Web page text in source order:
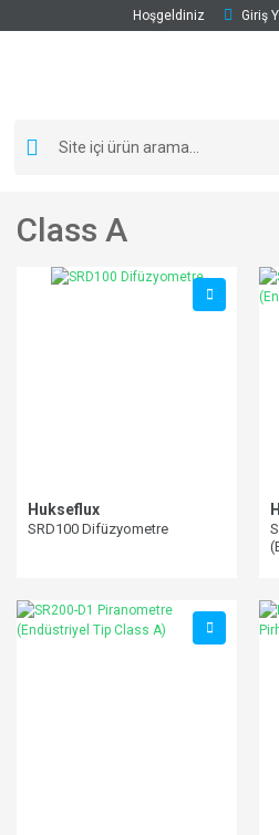
Hoşgeldiniz Giriş
Class A
Hukseflux
SRD100 Difüzyometre